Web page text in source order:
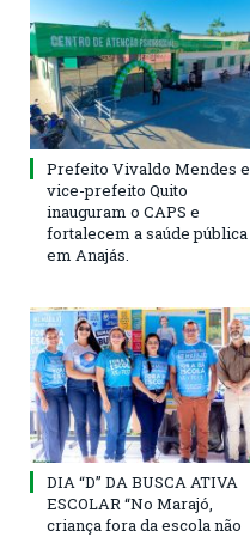
Prefeito Vivaldo Mendes e
vice-prefeito Quito
inauguram o CAPS e
fortalecem a saúde pública
em Anajás.
DIA “D” DA BUSCA ATIVA
ESCOLAR “No Marajó,
criança fora da escola não